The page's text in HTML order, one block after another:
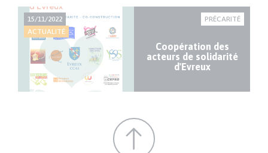
15/11/2022
ACTUALITÉ
PRÉCARITÉ
Coopération des
acteurs de solidarité
d'Evreux